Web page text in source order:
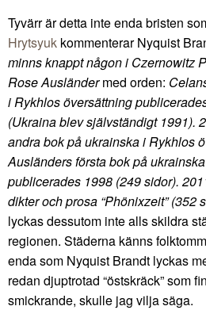
Tyvärr är detta inte enda bristen
Hrytsyuk kommenterar Nyquist
minns knappt någon i Czernowitz
Rose Ausländermed orden:
i Rykhlos översättning
(Ukraina blev självständigt 1991).
andra bok på ukrainska i Rykhlos
Ausländers första bok på
publicerades 1998 (249 sidor).
dikter och prosa “Phönixzeit” (352
lyckas dessutom inte alls skildra
regionen. Städerna känns
enda som Nyquist Brandt lyckas
redan djuptrotad “östskräck” som
smickrande, skulle jag vilja säga.